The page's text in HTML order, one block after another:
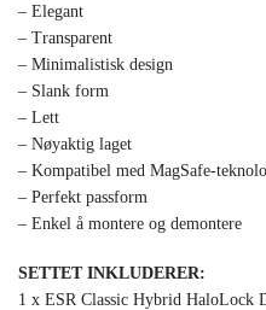
– Elegant
– Transparent
– Minimalistisk design
– Slank form
– Lett
– Nøyaktig laget
– Kompatibel med MagSafe-
– Perfekt passform
– Enkel å montere og demontere
SETTET INKLUDERER:
1 x ESR Classic Hybrid HaloLock